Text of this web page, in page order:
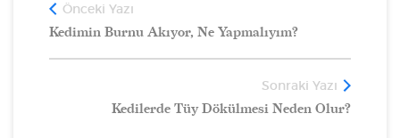
Önceki Yazı
Kedimin Burnu Akıyor, Ne Yapmalıyım?
Sonraki Yazı
Kedilerde Tüy Dökülmesi Neden Olur?